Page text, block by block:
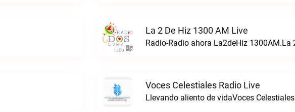
La 2 De Hiz 1300 AM Live
Radio-Radio ahora La2deHiz 1300AM.La
Voces Celestiales Radio Live
Llevando aliento de vidaVoces